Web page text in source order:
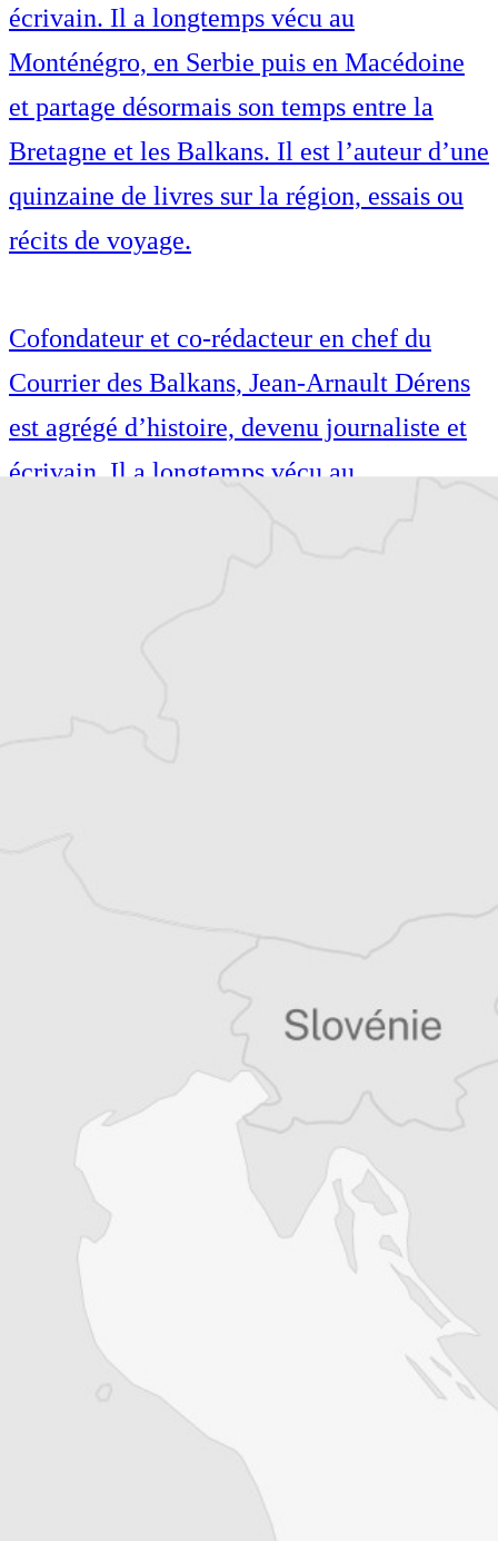
écrivain. Il a longtemps vécu au
Monténégro, en Serbie puis en Macédoine
et partage désormais son temps entre la
Bretagne et les Balkans. Il est l’auteur d’une
quinzaine de livres sur la région, essais ou
récits de voyage.
Cofondateur et co-rédacteur en chef du
Courrier des Balkans, Jean-Arnault Dérens
est agrégé d’histoire, devenu journaliste et
écrivain. Il a longtemps vécu au